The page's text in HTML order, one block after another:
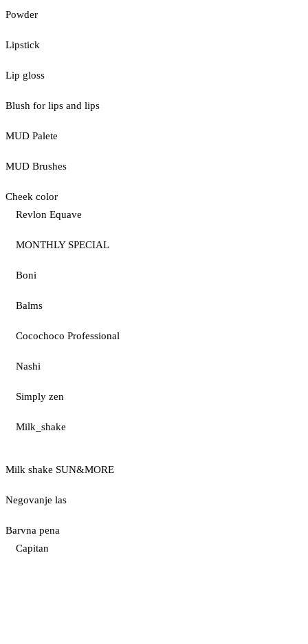
Powder
Lipstick
Lip gloss
Blush for lips and lips
MUD Palete
MUD Brushes
Cheek color
Revlon Equave
MONTHLY SPECIAL
Boni
Balms
Cocochoco Professional
Nashi
Simply zen
Milk_shake
Milk shake SUN&MORE
Negovanje las
Barvna pena
Capitan